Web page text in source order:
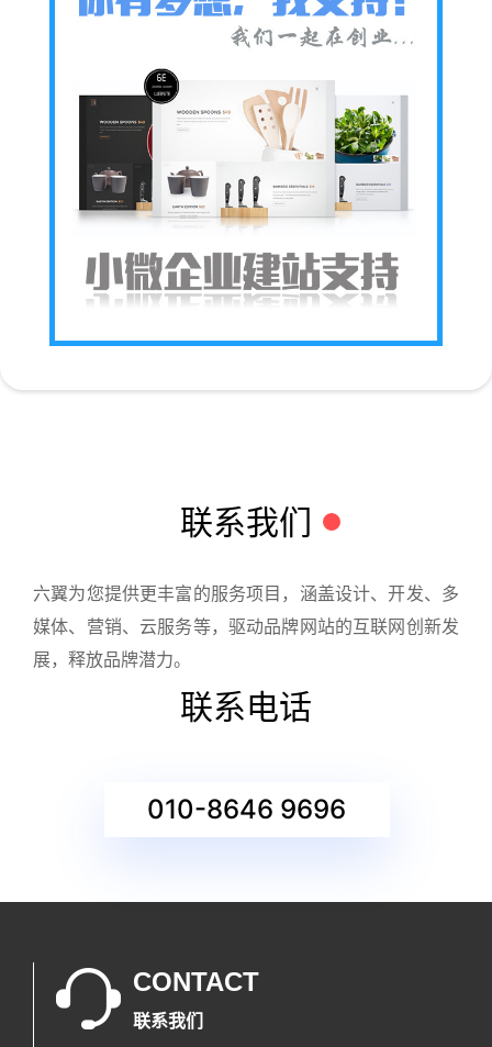
联系我们
六翼为您提供更丰富的服务项目，涵盖设计、开发、多
媒体、营销、云服务等，驱动品牌网站的互联网创新发
展，释放品牌潜力。
联系电话
010-8646 9696
CONTACT
联系我们